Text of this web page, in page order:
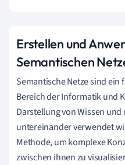
Erstellen und
Semantischen
Semantische Netze sind
Bereich der Informatik und
Darstellung von Wissen und
untereinander verwendet
Methode, um komplexe
zwischen ihnen zu